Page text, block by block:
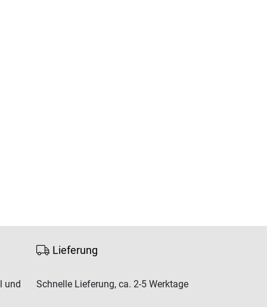
und
Lieferung
Schnelle Lieferung, ca. 2-5 Werktage